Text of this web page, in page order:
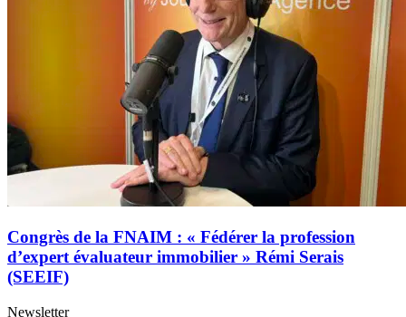
Congrès de la FNAIM : « Fédérer la profession
d’expert évaluateur immobilier » Rémi Serais
(SEEIF)
Newsletter